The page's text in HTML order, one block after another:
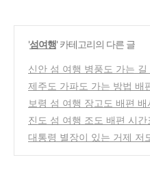
'섬여행' 카테고리의 다른 글
신안 섬 여행 병풍도 가는 길 배
정보
(7)
제주도 가파도 가는 방법 배
행정보 가파도 올레길 코스
보령 섬 여행 장고도 배편 배
둘레길 갯벌체험
(1)
진도 섬 여행 조도 배편 시간
길 코스
(6)
대통령 별장이 있는 거제 저